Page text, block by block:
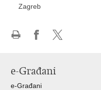
Zagreb
Facebooku
X-
e-Građani
e-Građani